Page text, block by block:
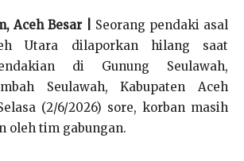
Aceh Besar |
Seorang pendaki asal
Utara dilaporkan hilang saat
di Gunung Seulawah,
Seulawah, Kabupaten Aceh
(2/6/2026) sore, korban masih
oleh tim gabungan.